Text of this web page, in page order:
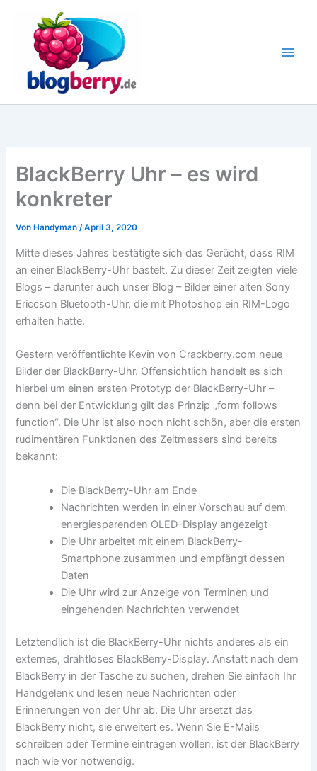
springen
BlackBerry Uhr – es wird
konkreter
Von Handyman/April 3, 2020
Mitte dieses Jahres bestätigte sich das Gerücht, dass RIM
an einer BlackBerry-Uhr bastelt. Zu dieser Zeit zeigten viele
Blogs – darunter auch unser Blog – Bilder einer alten Sony
Ericcson Bluetooth-Uhr, die mit Photoshop ein RIM-Logo
erhalten hatte.
Gestern veröffentlichte Kevin von Crackberry.com neue
Bilder der BlackBerry-Uhr. Offensichtlich handelt es sich
hierbei um einen ersten Prototyp der BlackBerry-Uhr –
denn bei der Entwicklung gilt das Prinzip „form follows
function“. Die Uhr ist also noch nicht schön, aber die ersten
rudimentären Funktionen des Zeitmessers sind bereits
bekannt:
Die BlackBerry-Uhr am Ende
Nachrichten werden in einer Vorschau auf dem
energiesparenden OLED-Display angezeigt
Die Uhr arbeitet mit einem BlackBerry-
Smartphone zusammen und empfängt dessen
Daten
Die Uhr wird zur Anzeige von Terminen und
eingehenden Nachrichten verwendet
Letztendlich ist die BlackBerry-Uhr nichts anderes als ein
externes, drahtloses BlackBerry-Display. Anstatt nach dem
BlackBerry in der Tasche zu suchen, drehen Sie einfach Ihr
Handgelenk und lesen neue Nachrichten oder
Erinnerungen von der Uhr ab. Die Uhr ersetzt das
BlackBerry nicht, sie erweitert es. Wenn Sie E-Mails
schreiben oder Termine eintragen wollen, ist der BlackBerry
nach wie vor notwendig.